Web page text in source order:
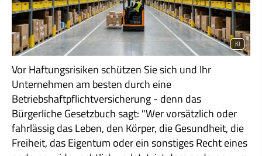
KI
Vor Haftungsrisiken schützen Sie sich und Ihr
Unternehmen am besten durch eine
Betriebshaftpflichtversicherung - denn das
Bürgerliche Gesetzbuch sagt: "Wer vorsätzlich oder
fahrlässig das Leben, den Körper, die Gesundheit, die
Freiheit, das Eigentum oder ein sonstiges Recht eines